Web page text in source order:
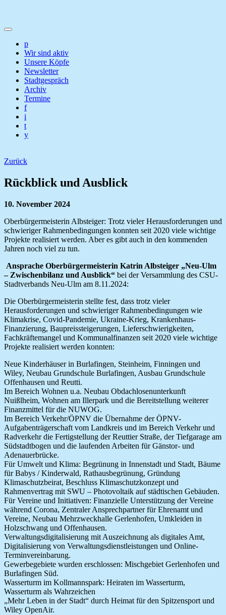
p
Wir sind aktiv
Unsere Köpfe
Newsletter
Stadtgespräch
Archiv
Termine
f
i
t
y
Zurück
Rückblick und Ausblick
10. November 2024
Oberbürgermeisterin Albsteiger: Trotz vieler Herausforderungen und
schwieriger Rahmenbedingungen konnten seit 2020 viele wichtige
Projekte realisiert werden. Aber es gibt auch in den kommenden
Jahren noch viel zu tun.
Ansprache Oberbürgermeisterin Katrin Albsteiger „Neu-Ulm
– Zwischenbilanz und Ausblick“ bei der Versammlung des CSU-
Stadtverbands Neu-Ulm am 8.11.2024:
Die Oberbürgermeisterin stellte fest, dass trotz vieler
Herausforderungen und schwieriger Rahmenbedingungen wie
Klimakrise, Covid-Pandemie, Ukraine-Krieg, Krankenhaus-
Finanzierung, Baupreissteigerungen, Lieferschwierigkeiten,
Fachkräftemangel und Kommunalfinanzen seit 2020 viele wichtige
Projekte realisiert werden konnten:
Neue Kinderhäuser in Burlafingen, Steinheim, Finningen und
Wiley, Neubau Grundschule Burlafingen, Ausbau Grundschule
Offenhausen und Reutti.
Im Bereich Wohnen u.a. Neubau Obdachlosenunterkunft
Nuißlheim, Wohnen am Illerpark und die Bereitstellung weiterer
Finanzmittel für die NUWOG.
Im Bereich Verkehr/ÖPNV die Übernahme der ÖPNV-
Aufgabenträgerschaft vom Landkreis und im Bereich Verkehr und
Radverkehr die Fertigstellung der Reuttier Straße, der Tiefgarage am
Südstadtbogen und die laufenden Arbeiten für Gänstor- und
Adenauerbrücke.
Für Umwelt und Klima: Begrünung in Innenstadt und Stadt, Bäume
für Babys / Kinderwald, Rathausbegrünung, Gründung
Klimaschutzbeirat, Beschluss Klimaschutzkonzept und
Rahmenvertrag mit SWU – Photovoltaik auf städtischen Gebäuden.
Für Vereine und Initiativen: Finanzielle Unterstützung der Vereine
während Corona, Zentraler Ansprechpartner für Ehrenamt und
Vereine, Neubau Mehrzweckhalle Gerlenhofen, Umkleiden in
Holzschwang und Offenhausen.
Verwaltungsdigitalisierung mit Auszeichnung als digitales Amt,
Digitalisierung von Verwaltungsdienstleistungen und Online-
Terminvereinbarung.
Gewerbegebiete wurden erschlossen: Mischgebiet Gerlenhofen und
Burlafingen Süd.
Wasserturm im Kollmannspark: Heiraten im Wasserturm,
Wasserturm als Wahrzeichen
„Mehr Leben in der Stadt“ durch Heimat für den Spitzensport und
Wiley OpenAir.